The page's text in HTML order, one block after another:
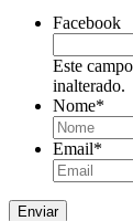
Facebook
Este
inalterado.
Nome*
Email*